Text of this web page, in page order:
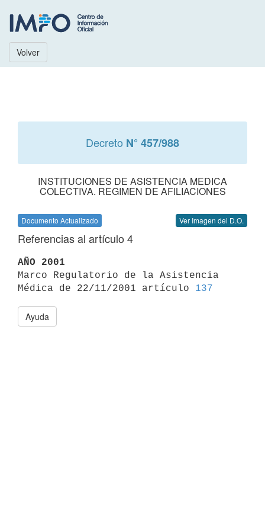
Volver
Decreto N° 457/988
INSTITUCIONES DE ASISTENCIA MEDICA
COLECTIVA. REGIMEN DE AFILIACIONES
Documento Actualizado Ver Imagen del D.O.
Referencias al artículo 4
AÑO 2001
Marco Regulatorio de la Asistencia
Médica de 22/11/2001 artículo 137
Ayuda